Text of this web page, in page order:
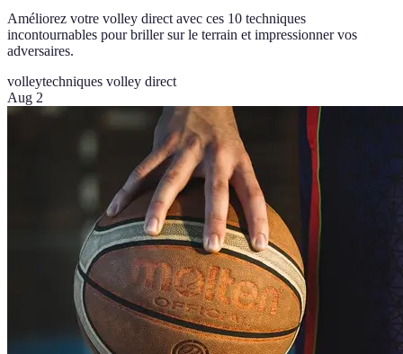
Améliorez votre volley direct avec ces 10 techniques
incontournables pour briller sur le terrain et impressionner vos
adversaires.
volleytechniques volley direct
Aug 2